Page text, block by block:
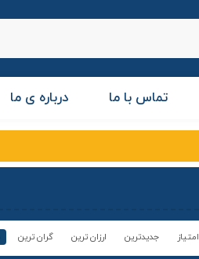
تماس با ما درباره ی ما
امتیاز جدیدترین ارزان ترین گران ترین